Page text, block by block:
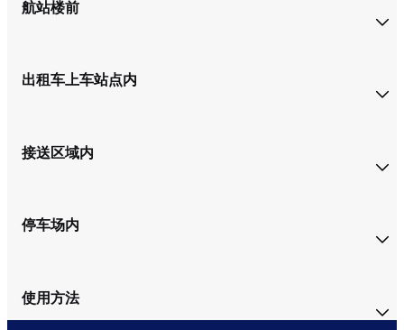
航站楼前
出租车上车站点内
接送区域内
停车场内
使用方法